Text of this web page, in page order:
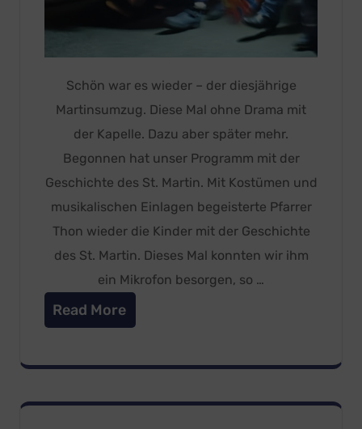
Schön war es wieder – der diesjährige
Martinsumzug. Diese Mal ohne Drama mit
der Kapelle. Dazu aber später mehr.
Begonnen hat unser Programm mit der
Geschichte des St. Martin. Mit Kostümen und
musikalischen Einlagen begeisterte Pfarrer
Thon wieder die Kinder mit der Geschichte
des St. Martin. Dieses Mal konnten wir ihm
ein Mikrofon besorgen, so …
Read More